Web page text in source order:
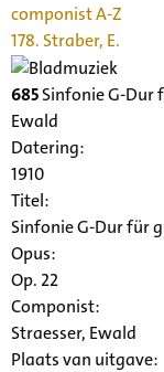
componist A-Z
178. Straber, E.
685Sinfonie G-Dur
Ewald
Datering:
1910
Titel:
Sinfonie G-Dur für
Opus:
Op. 22
Componist:
Straesser, Ewald
Plaats van uitgave: